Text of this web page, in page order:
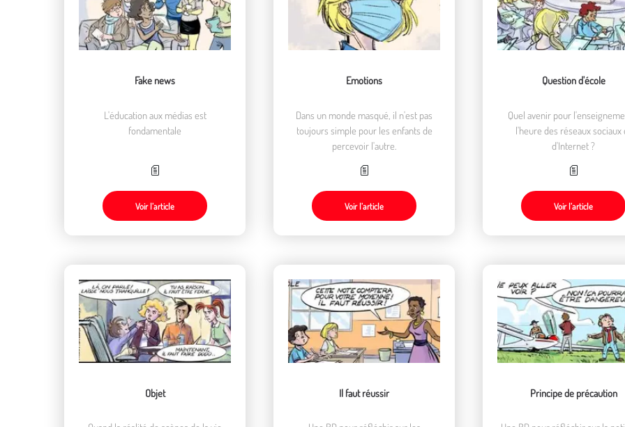
Fake news
L'éducation aux médias est
fondamentale
Voir l’article
Emotions
Dans un monde masqué, il n'est pas
toujours simple pour les enfants de
percevoir l'autre.
Voir l’article
Question d'école
Quel avenir pour
l'heure des réseaux sociaux
d'Internet ?
Voir l’article
Objet Il faut réussir Principe de précaution